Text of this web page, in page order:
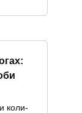
коли-